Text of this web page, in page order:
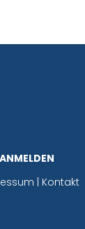
Kontakt